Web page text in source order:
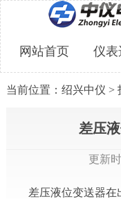
网站首页 仪表
当前位置： 绍兴中仪 >
差压
更新
差压液位变送器在